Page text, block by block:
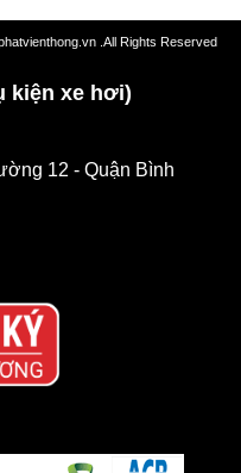
.All Rights Reserved
kiện xe hơi)
12 - Quận Bình